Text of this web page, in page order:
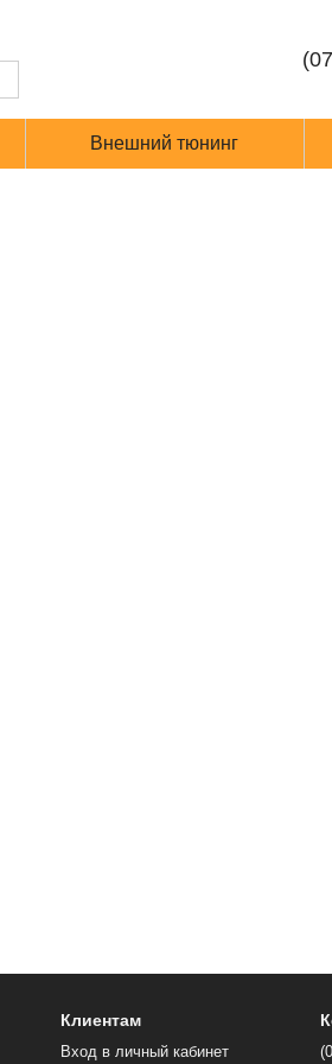
Внешний тюнинг
Клиентам
Вход в личный кабинет